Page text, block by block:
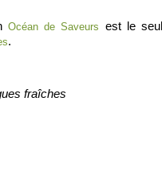
Océan de Saveurs est le
.
fraîches